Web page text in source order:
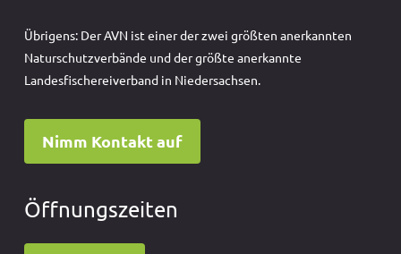
Übrigens: Der AVN ist einer der zwei größten anerkannten
Naturschutzverbände und der größte anerkannte
Landesfischereiverband in Niedersachsen.
Nimm Kontakt auf
Öffnungszeiten